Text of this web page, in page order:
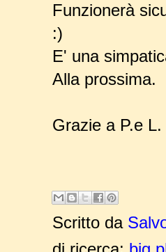
Funzionerà
:)
E' una
Alla prossima.
Grazie a P.e L.
Scritto da